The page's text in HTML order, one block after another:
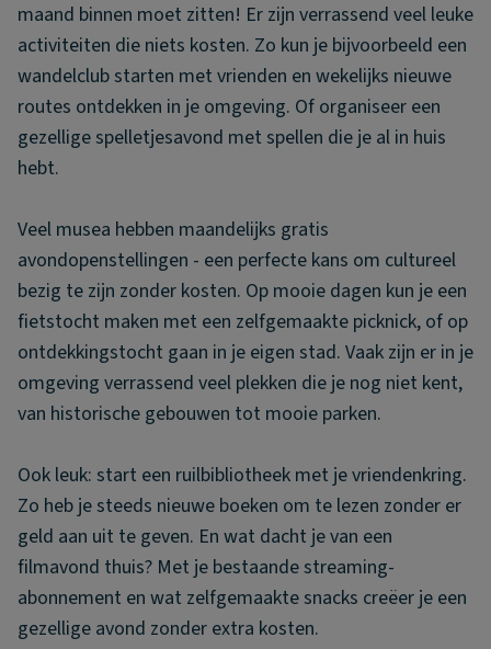
maand binnen moet zitten! Er zijn verrassend veel leuke
activiteiten die niets kosten. Zo kun je bijvoorbeeld een
wandelclub starten met vrienden en wekelijks nieuwe
routes ontdekken in je omgeving. Of organiseer een
gezellige spelletjesavond met spellen die je al in huis
hebt.
Veel musea hebben maandelijks gratis
avondopenstellingen - een perfecte kans om cultureel
bezig te zijn zonder kosten. Op mooie dagen kun je een
fietstocht maken met een zelfgemaakte picknick, of op
ontdekkingstocht gaan in je eigen stad. Vaak zijn er in je
omgeving verrassend veel plekken die je nog niet kent,
van historische gebouwen tot mooie parken.
Ook leuk: start een ruilbibliotheek met je vriendenkring.
Zo heb je steeds nieuwe boeken om te lezen zonder er
geld aan uit te geven. En wat dacht je van een
filmavond thuis? Met je bestaande streaming-
abonnement en wat zelfgemaakte snacks creëer je een
gezellige avond zonder extra kosten.